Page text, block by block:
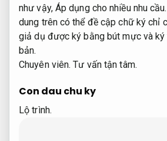
như vậy, Áp dụng cho nhiều nhu cầu.
dung trên có thể đề cập chữ ký chỉ
giả dụ được ký bằng bút mực và
bản.
Chuyên viên. Tư vấn tận tâm.
Con dau chu ky
Lộ trình.